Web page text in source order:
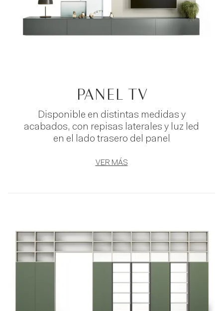
PANEL TV
Disponible en distintas medidas y
acabados, con repisas laterales y luz led
en el lado trasero del panel
VER MÁS